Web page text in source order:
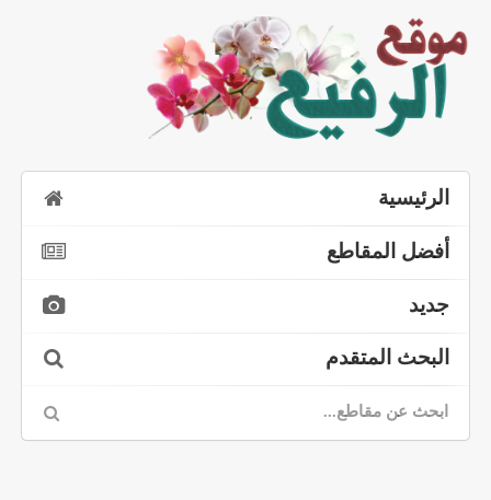
الرئيسية
أفضل المقاطع
جديد
البحث المتقدم